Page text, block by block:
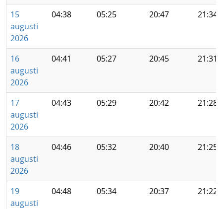
15
augusti
2026
04:38 05:25 20:47 21:34
16
augusti
2026
04:41 05:27 20:45 21:31
17
augusti
2026
04:43 05:29 20:42 21:28
18
augusti
2026
04:46 05:32 20:40 21:25
19
augusti
04:48 05:34 20:37 21:22